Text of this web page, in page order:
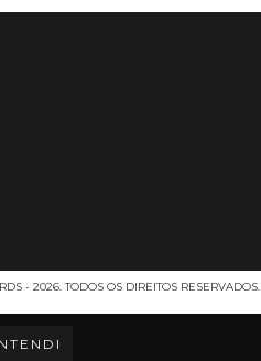
- 2026. TODOS OS DIREITOS RESERVADOS.